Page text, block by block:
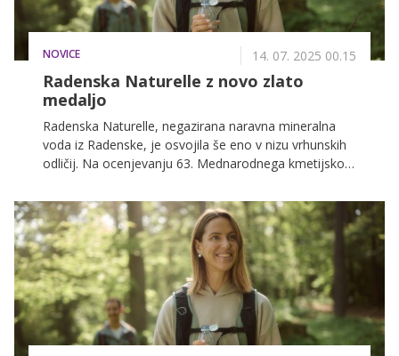
NOVICE 14. 07. 2025 00.15
Radenska Naturelle z novo zlato
medaljo
Radenska Naturelle, negazirana naravna mineralna
voda iz Radenske, je osvojila še eno v nizu vrhunskih
odličij. Na ocenjevanju 63. Mednarodnega kmetijsko-
brezalkoholnih pijač in embaliranih vod prejela zlato
nagrado ter s tem potrdila svojo neomajno zavezo
najvišji kakovosti. Strokovna komisija je priznanje
podelila na podlagi mnenj neodvisnih strokovnjakov,
ki so podrobno preučili okus, vonj, videz ter celostno
izkušnjo uživanja vode, ki pod zemeljskim površjem
svojo čistost in neokrnjenost ohranja že 12.000 let.